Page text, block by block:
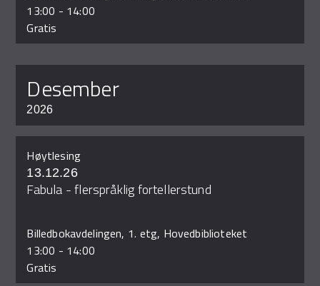
13:00 - 14:00
Gratis
desember
2026
Høytlesing
13.12.26
Fabula - flerspråklig fortellerstund
Billedbokavdelingen, 1. etg, Hovedbiblioteket
13:00 - 14:00
Gratis